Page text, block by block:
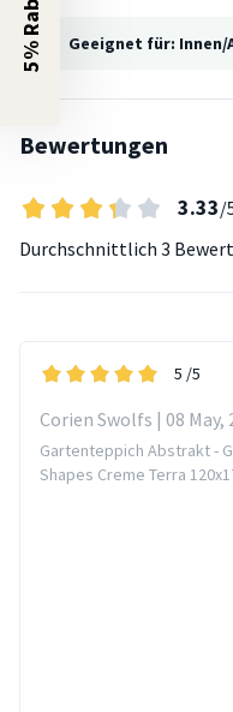
Geeignet für: Innen/
Bewertungen
3.33/
Durchschnittlich 3
5 /5
Corien Swolfs | 08 May,
Gartenteppich Abstrakt -
Shapes Creme Terra